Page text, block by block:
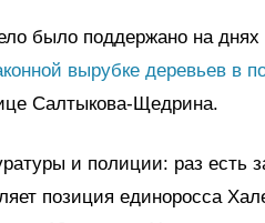
было поддержано на днях
вырубке деревьев в
Салтыкова-Щедрина.
и полиции: раз есть
позиция единоросса